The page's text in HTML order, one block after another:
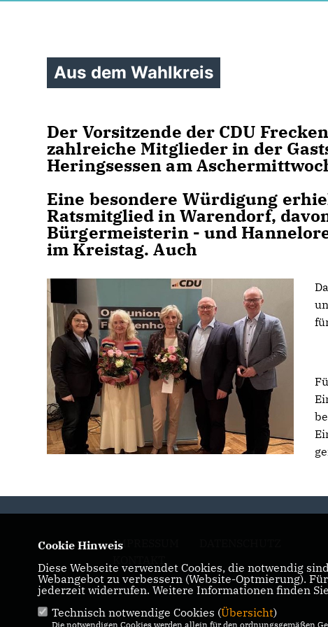
Aus dem Wahlkreis
Der Vorsitzende der CDU
zahlreiche Mitglieder in der
Heringsessen am
Eine besondere Würdigung
Ratsmitglied in Warendorf,
Bürgermeisterin - und
im Kreistag. Auch
IMPRESSUM
KONTAKT
Cookie Hinweis
Diese Webseite verwendet Cookies, die notwendig
Webangebot zu verbessern (Website-Optmierung).
jederzeit widerrufen. Weitere Informationen finden
Technisch notwendige Cookies (Übersicht)
Die notwendigen Cookies werden allein für den ordnungsgemäßen